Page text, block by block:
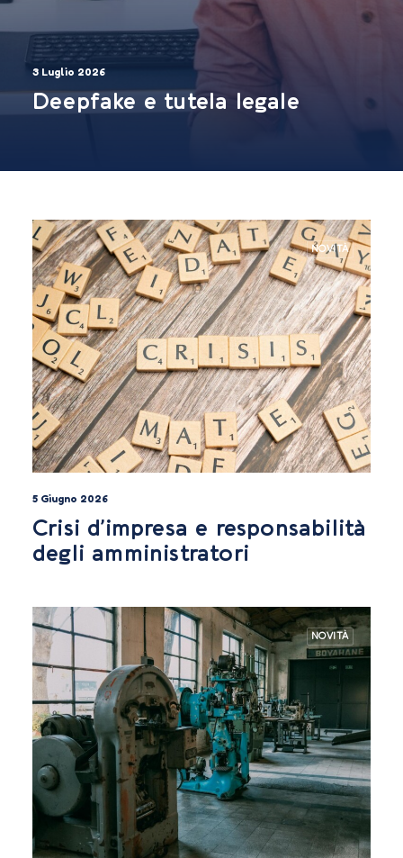
3 Luglio 2026
Deepfake e tutela legale
NOVITÀ
5 Giugno 2026
Crisi d’impresa e responsabilità
degli amministratori
NOVITÀ